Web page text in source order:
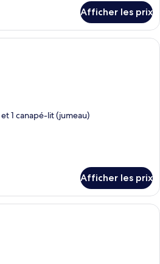
Afficher les prix
Une terrasse en bois avec une table
1 canapé-lit (jumeau)
Afficher les prix